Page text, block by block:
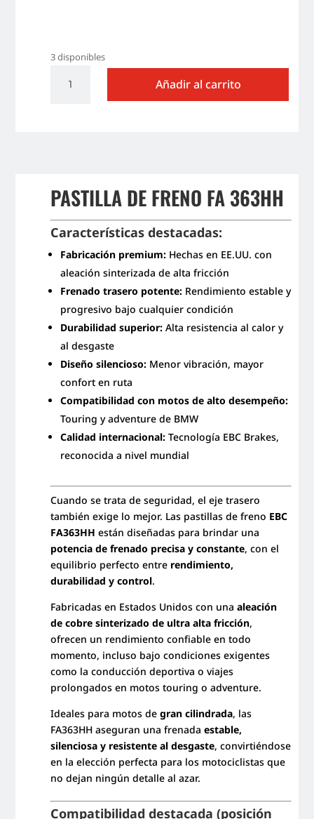
3 disponibles
Añadir al carrito
PASTILLA DE FRENO FA 363HH
Características destacadas:
Fabricación premium: Hechas en EE.UU. con
aleación sinterizada de alta fricción
Frenado trasero potente: Rendimiento estable y
progresivo bajo cualquier condición
Durabilidad superior: Alta resistencia al calor y
al desgaste
Diseño silencioso: Menor vibración, mayor
confort en ruta
Compatibilidad con motos de alto desempeño:
Touring y adventure de BMW
Calidad internacional: Tecnología EBC Brakes,
reconocida a nivel mundial
Cuando se trata de seguridad, el eje trasero
también exige lo mejor. Las pastillas de freno EBC
FA363HH están diseñadas para brindar una
potencia de frenado precisa y constante, con el
equilibrio perfecto entre rendimiento,
durabilidad y control.
Fabricadas en Estados Unidos con unaaleación
de cobre sinterizado de ultra alta fricción,
ofrecen un rendimiento confiable en todo
momento, incluso bajo condiciones exigentes
como la conducción deportiva o viajes
prolongados en motos touring o adventure.
Ideales para motos degran cilindrada, las
FA363HH aseguran una frenadaestable,
silenciosa y resistente al desgaste, convirtiéndose
en la elección perfecta para los motociclistas que
no dejan ningún detalle al azar.
Compatibilidad destacada (posición